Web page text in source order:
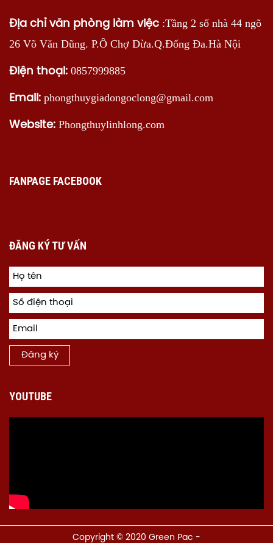
Địa chỉ văn phòng làm việc :Tầng 2 số nhà 44 ngõ
26 Võ Văn Dũng. P.Ô Chợ Dừa.Q.Đống Đa.Hà Nội
Điện thoại: 0857999885
Email: phongthuygiadongoclong@gmail.com
Website: Phongthuylinhlong.com
FANPAGE FACEBOOK
ĐĂNG KÝ TƯ VẤN
Đăng ký
YOUTUBE
Copyright © 2020 Green Pac -